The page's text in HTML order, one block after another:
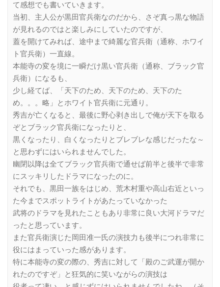
て感想でも書いていきます。
当初、主人公が黒田官兵衛なのだから、さぞ真っ黒な物語
が見れるのではと楽しみにしていたのですが、
蓋を開けてみれば、途中まで綺麗な官兵衛（通称、ホワイ
ト官兵衛）一直線。
本能寺の変を境に一瞬だけ黒い官兵衛（通称、ブラック官
兵衛）になるも、
少し経てば、「天下のため、天下のため、天下のた
め。。。略」とホワイト官兵衛に元通り。
秀吉が亡くなると、最後に野心剥き出しで俺が天下を取る
ぞとブラック官兵衛になったりと、
黒くなったり、白くなったりとブレブレな感じだったな～
と思わずにはいられませんでした。
幽閉以降は全てブラック官兵衛で通せば前半と後半で非常
にスッキリしたドラマになったのに。
それでも、黒田一族をはじめ、荒木村重や高山右近といっ
た今までスポットライトがあたっていなかった
武将のドラマを見れたこともあり非常に良い大河ドラマだ
ったと思っています。
また官兵衛演じた岡田准一氏の演技力も後半につれ非常に
役にはまっていった感があります。
特に本能寺の変の際の、秀吉に対して「殿のご武運が開か
れたのですぞ」と狂気的に笑いながらの演技は